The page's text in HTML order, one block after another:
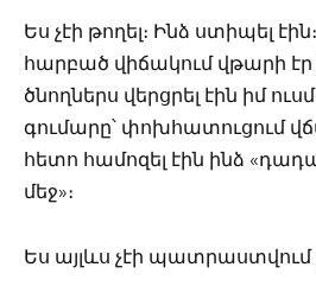
Ես չէի թողել։ Ինձ ստիպել
հարբած վիճակում վթարի էր
ծնողներս վերցրել էին իմ
գումարը՝ փոխհատուցում
հետո համոզել էին ինձ
մեջ»։
Ես այլևս չէի պատրաստվում